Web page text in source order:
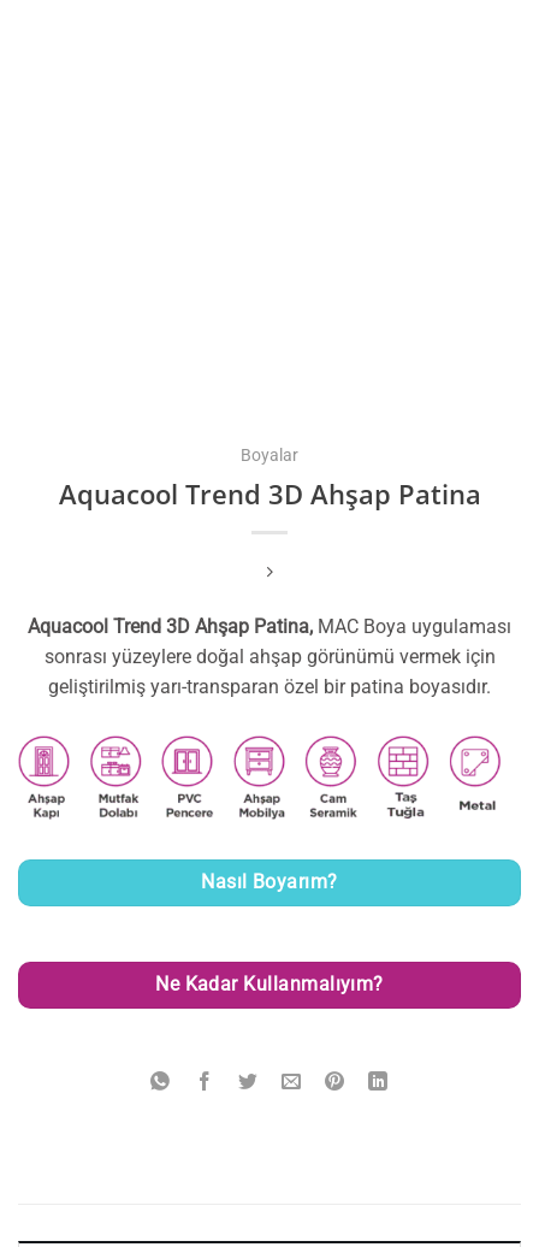
Boyalar
Aquacool Trend 3D Ahşap Patina
Aquacool Trend 3D Ahşap Patina, MAC Boya uygulaması
sonrası yüzeylere doğal ahşap görünümü vermek için
geliştirilmiş yarı-transparan özel bir patina boyasıdır.
Nasıl Boyarım?
Ne Kadar Kullanmalıyım?